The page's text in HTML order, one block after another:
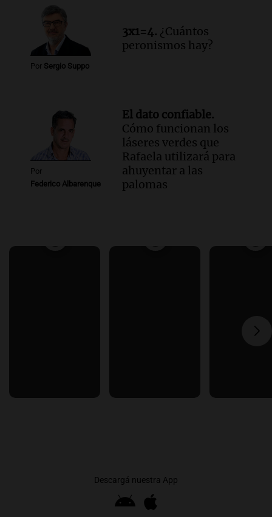
Por Sergio Suppo
3x1=4. ¿Cuántos
peronismos hay?
Por
Federico Albarenque
El dato confiable.
Cómo funcionan los
láseres verdes que
Rafaela utilizará para
ahuyentar a las
palomas
Descargá nuestra App